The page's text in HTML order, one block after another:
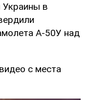
в
А-50У над
с места